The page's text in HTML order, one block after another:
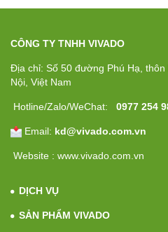
CÔNG TY TNHH VIVADO
Địa chỉ: Số 50 đường Phú Hạ, thôn
Nội, Việt Nam
Hotline/Zalo/WeChat: 0977 254
Email: kd@vivado.com.vn
Website : www.vivado.com.vn
DỊCH VỤ
SẢN PHẨM VIVADO